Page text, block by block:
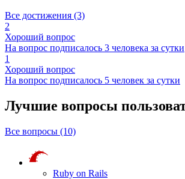
Все достижения (3)
2
Хороший вопрос
На вопрос подписалось 3 человека за сутки
1
Хороший вопрос
На вопрос подписалось 5 человек за сутки
Лучшие вопросы
Все вопросы (10)
Ruby on Rails